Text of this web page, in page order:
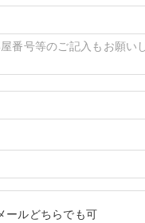
番号等のご記入もお願い
ールどちらでも可